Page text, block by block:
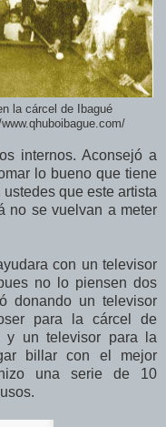
la cárcel de Ibagué
internos. Aconsejó a
lo bueno que tiene
que este artista
no se vuelvan a meter
con un televisor
no lo piensen dos
donando un televisor
para la cárcel de
y un televisor para la
billar con el mejor
una serie de 10